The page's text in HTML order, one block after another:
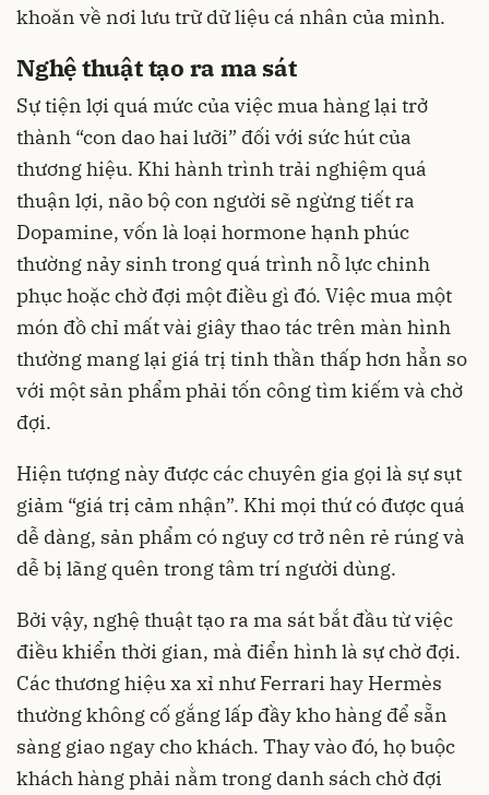
khoăn về nơi lưu trữ dữ liệu cá nhân của mình.
Nghệ thuật tạo ra ma sát
Sự tiện lợi quá mức của việc mua hàng lại trở
thành “con dao hai lưỡi” đối với sức hút của
thương hiệu. Khi hành trình trải nghiệm quá
thuận lợi, não bộ con người sẽ ngừng tiết ra
Dopamine, vốn là loại hormone hạnh phúc
thường nảy sinh trong quá trình nỗ lực chinh
phục hoặc chờ đợi một điều gì đó. Việc mua một
món đồ chỉ mất vài giây thao tác trên màn hình
thường mang lại giá trị tinh thần thấp hơn hẳn so
với một sản phẩm phải tốn công tìm kiếm và chờ
đợi.
Hiện tượng này được các chuyên gia gọi là sự sụt
giảm “giá trị cảm nhận”. Khi mọi thứ có được quá
dễ dàng, sản phẩm có nguy cơ trở nên rẻ rúng và
dễ bị lãng quên trong tâm trí người dùng.
Bởi vậy, nghệ thuật tạo ra ma sát bắt đầu từ việc
điều khiển thời gian, mà điển hình là sự chờ đợi.
Các thương hiệu xa xỉ như Ferrari hay Hermès
thường không cố gắng lấp đầy kho hàng để sẵn
sàng giao ngay cho khách. Thay vào đó, họ buộc
khách hàng phải nằm trong danh sách chờ đợi